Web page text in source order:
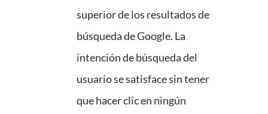
superior de los resultados de
búsqueda de Google. La
intención de búsqueda del
usuario se satisface sin tener
que hacer clic en ningún